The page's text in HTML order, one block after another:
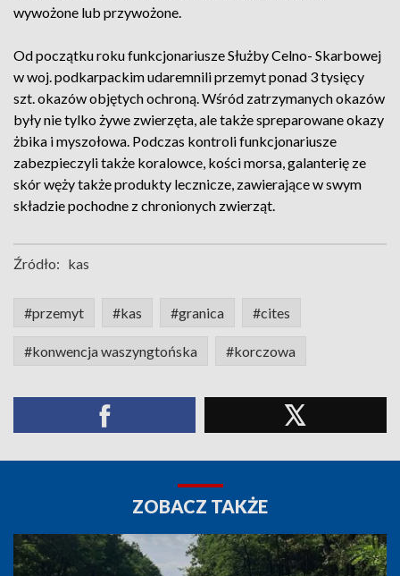
wywożone lub przywożone.
Od początku roku funkcjonariusze Służby Celno- Skarbowej
w woj. podkarpackim udaremnili przemyt ponad 3 tysięcy
szt. okazów objętych ochroną. Wśród zatrzymanych okazów
były nie tylko żywe zwierzęta, ale także spreparowane okazy
żbika i myszołowa. Podczas kontroli funkcjonariusze
zabezpieczyli także koralowce, kości morsa, galanterię ze
skór węży także produkty lecznicze, zawierające w swym
składzie pochodne z chronionych zwierząt.
Źródło: kas
#przemyt #kas #granica #cites
#konwencja waszyngtońska #korczowa
ZOBACZ TAKŻE